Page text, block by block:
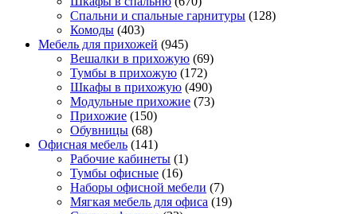
Спальни и спальные гарнитуры (128)
Комоды (403)
Мебель для прихожей (945)
Вешалки в прихожую (69)
Тумбы в прихожую (172)
Шкафы в прихожую (490)
Модульные прихожие (73)
Прихожие (150)
Обувницы (68)
Офисная мебель (141)
Рабочие кабинеты (1)
Тумбы офисные (16)
Наборы офисной мебели (7)
Мягкая мебель для офиса (19)